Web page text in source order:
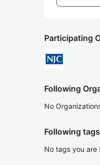
Participating
Following
No
Following tags
No tags you are